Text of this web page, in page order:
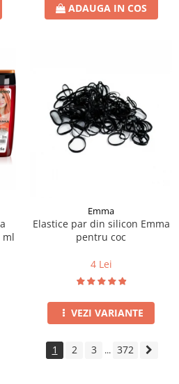
ADAUGA IN COS
ml
Emma
Elastice par din silicon Emma
pentru coc
4 Lei
VEZI VARIANTE
1 2 3 ... 372